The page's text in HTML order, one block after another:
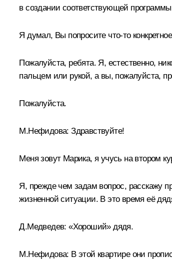
в создании соответствующей
Я думал, Вы попросите что‑то
Пожалуйста, ребята. Я, естественно,
пальцем или рукой, а вы, пожалуйста,
Пожалуйста.
М.Нефидова: Здравствуйте!
Меня зовут Марика, я учусь на втором
Я, прежде чем задам вопрос, расскажу
жизненной ситуации. В это время её
Д.Медведев:«Хороший» дядя.
М.Нефидова: В этой квартире они